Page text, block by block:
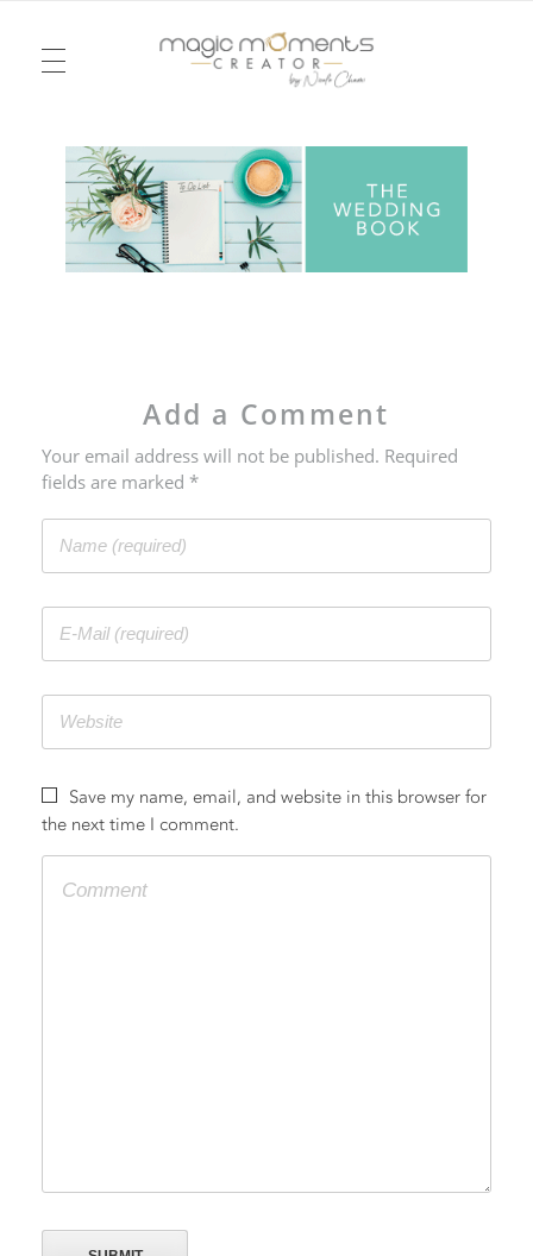
Magic Moments Creator
Pour un mariage ou un anniversaire, une soirée ou un week-end, je vous emmène dans la réalité d’un rêve, dessiné à l’image du vôtre. Je serai votre agence d’émotions !
FASHION
CHRONICLES
MEETINGS
EVENTS
THE PERFECT PLACE
LOVE NOTES
CONTACT
Add a Comment
Your email address will not be published. Required
fields are marked *
Save my name, email, and website in this browser for
the next time I comment.